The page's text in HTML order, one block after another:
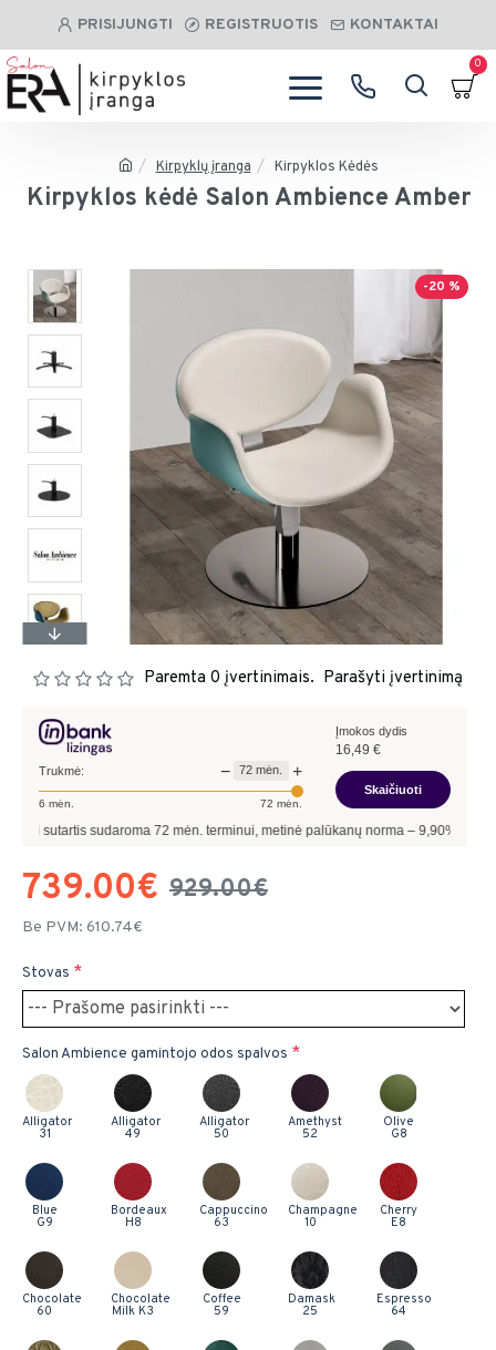
PRISIJUNGTI REGISTRUOTIS KONTAKTAI
0
Kirpyklų įranga Kirpyklos Kėdės
Kirpyklos kėdė Salon Ambience Amber
-20 %
Paremta 0 įvertinimais. Parašyti įvertinimą
739.00€ 929.00€
Be PVM: 610.74€
Stovas
Salon Ambience gamintojo odos spalvos
Alligator
31
Alligator
49
Alligator
50
Amethyst
52
Olive
G8
Blue
G9
Bordeaux
H8
Cappuccino
63
Champagne
10
Cherry
E8
Chocolate
60
Chocolate
Milk K3
Coffee
59
Damask
25
Espresso
64
Trukmė: − 72 mėn. +
6 mėn. 72 mėn.
Įmokos dydis
16,49 €
Skaičiuoti
sudaroma72mėn. terminui, metinė palūkanų norma –9,90%, sutarties